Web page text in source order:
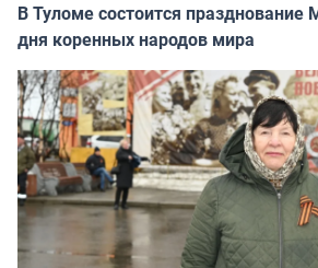
В Туломе состоится
дня коренных народов мира